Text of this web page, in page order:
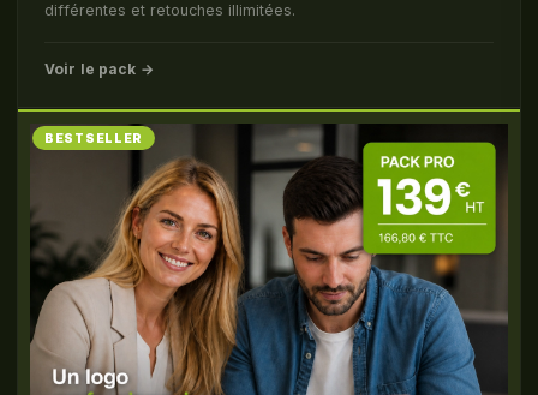
différentes et retouches illimitées.
Voir le pack →
BESTSELLER